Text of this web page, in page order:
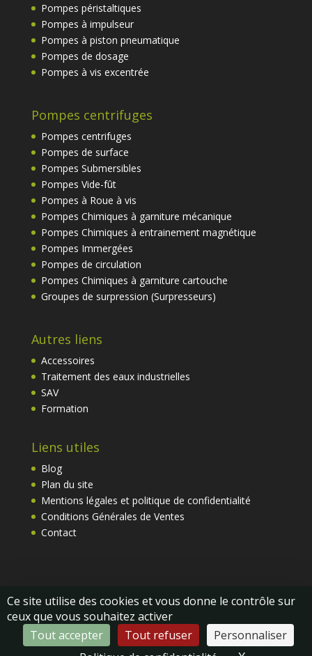
Ce site utilise des cookies et vous donne le contrôle sur
ceux que vous souhaitez activer
Tout accepter
Tout refuser
Personnaliser
Pompes péristaltiques
Pompes à impulseur
Pompes à piston pneumatique
Pompes de dosage
Pompes à vis excentrée
Pompes centrifuges
Pompes centrifuges
Pompes de surface
Pompes Submersibles
Pompes Vide-fût
Pompes à Roue à vis
Pompes Chimiques à garniture mécanique
Pompes Chimiques à entrainement magnétique
Pompes Immergées
Pompes de circulation
Pompes Chimiques à garniture cartouche
Groupes de surpression (Surpresseurs)
Autres liens
Accessoires
Traitement des eaux industrielles
SAV
Formation
Liens utiles
Blog
Plan du site
Mentions légales et politique de confidentialité
Conditions Générales de Ventes
Contact
2026 ©CFE-France |Made with ❤️ byBeWithYou